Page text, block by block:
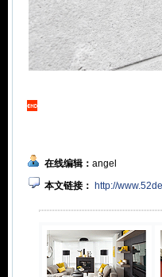
在线编辑： angel
本文链接：
http://